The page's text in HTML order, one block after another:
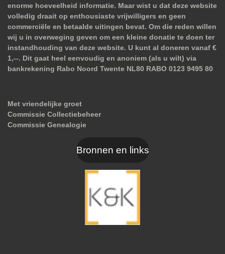
enorme hoeveelheid informatie. Maar wist u dat deze website
volledig draait op enthousiaste vrijwilligers en geen
commerciële en betaalde uitingen bevat. Om die reden willen
wij u in overweging geven om een kleine donatie te doen ter
instandhouding van deze website. U kunt al doneren vanaf €
1,--. Dit gaat heel eenvoudig en anoniem (als u wilt) via
bankrekening Rabo Noord Twente NL80 RABO 0123 9495 80
Met vriendelijke groet
Commissie Collectiebeheer
Commissie Genealogie
Bronnen en links